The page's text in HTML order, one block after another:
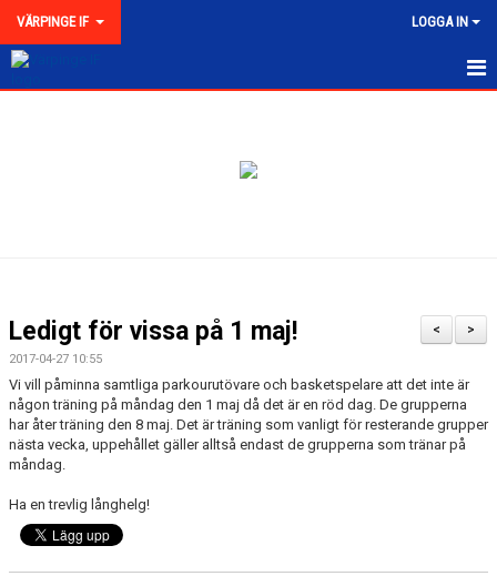
VÄRPINGE IF LOGGA IN
KLUBBKOLLEKTION
>
<
Ledigt för vissa på 1 maj!
2017-04-27 10:55
Vi vill påminna samtliga parkourutövare och basketspelare att det inte är
någon träning på måndag den 1 maj då det är en röd dag. De grupperna
har åter träning den 8 maj. Det är träning som vanligt för resterande grupper
nästa vecka, uppehållet gäller alltså endast de grupperna som tränar på
måndag.
Ha en trevlig långhelg!